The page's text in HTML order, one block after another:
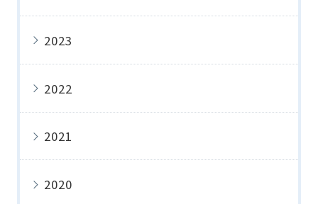
2023
2022
2021
2020